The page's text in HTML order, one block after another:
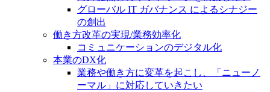
グローバル IT ガバナンス によるシナジー
の創出
働き方改革の実現/業務効率化
コミュニケーションのデジタル化
本業のDX化
業務や働き方に変革を起こし、「ニューノ
ーマル」に対応していきたい